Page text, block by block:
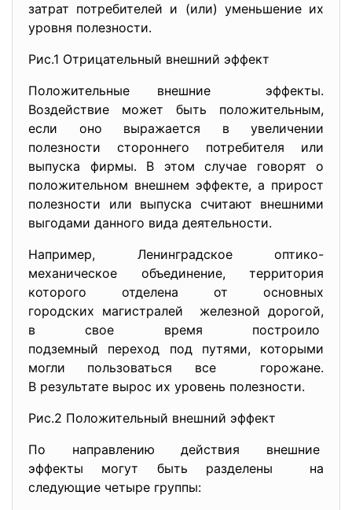
затрат потребителей и (или) уменьшение их
уровня полезности.
Рис.1 Отрицательный внешний эффект
Положительные внешние эффекты.
Воздействие может быть положительным,
если оно выражается в увеличении
полезности стороннего потребителя или
выпуска фирмы. В этом случае говорят о
положительном внешнем эффекте, а прирост
полезности или выпуска считают внешними
выгодами данного вида деятельности.
Например, Ленинградское оптико-
механическое объединение, территория
которого отделена от основных
городских магистралей железной дорогой,
в свое время построило
подземный переход под путями, которыми
могли пользоваться все горожане.
В результате вырос их уровень полезности.
Рис.2 Положительный внешний эффект
По направлению действия внешние
эффекты могут быть разделены на
следующие четыре группы: